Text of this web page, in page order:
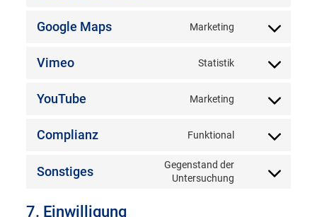
google-
Google Maps Marketing
Consent
google-
Vimeo Statistik
Consent
YouTube Marketing
Consent
youtube
Complianz Funktional
Consent
complianz
Sonstiges
Gegenstand der
Untersuchung
Consent
7. Einwilligung